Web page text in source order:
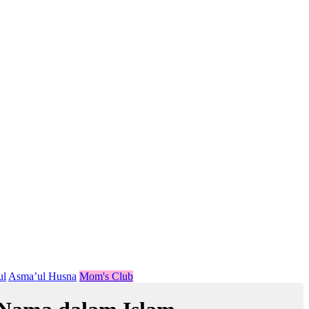
Asma’ul Husna Mom's Club